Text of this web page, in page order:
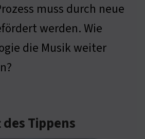
muss durch neue
werden. Wie
die Musik weiter
Tippens